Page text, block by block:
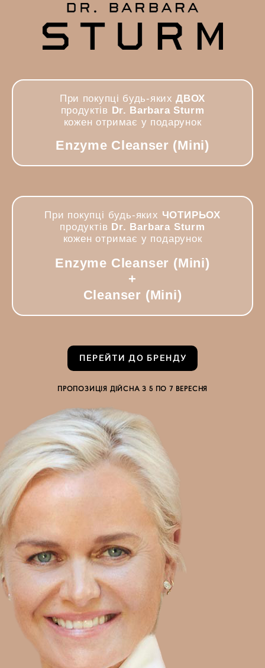
При покупці будь-якихДВОХ
продуктів Dr. Barbara Sturm
кожен отримає у подарунок
Enzyme Cleanser (Mini)
При покупці будь-яких ЧОТИРЬОХ
продуктів Dr. Barbara Sturm
кожен отримає у подарунок
Enzyme Cleanser (Mini)
+
Cleanser (Mini)
ПЕРЕЙТИ ДО БРЕНДУ
ПРОПОЗИЦІЯ ДІЙСНА З 5 ПО 7 ВЕРЕСНЯ